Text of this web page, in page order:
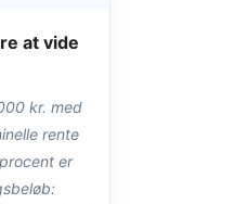
at vide
kr. med
rente
er